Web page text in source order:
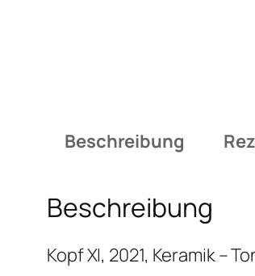
Beschreibung
Beschreibung
Kopf XI, 2021, Keramik –